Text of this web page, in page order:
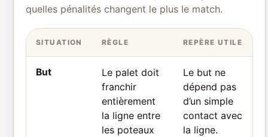
quelles pénalités changent le plus le match.
SITUATION RÈGLE REPÈRE UTILE
But
Le palet doit
franchir
entièrement
la ligne entre
les poteaux
Le but ne
dépend pas
d’un simple
contact avec
la ligne.